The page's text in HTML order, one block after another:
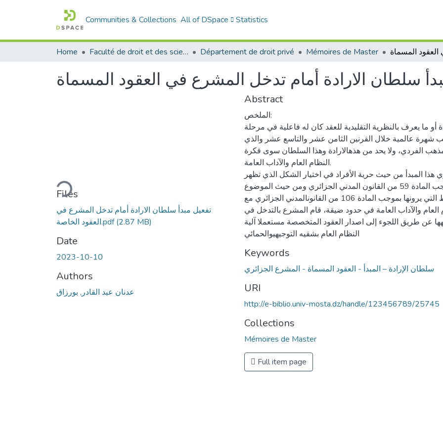
Communities & Collections All of DSpace Statistics
Home Faculté de droit et des sciences politiques Département de droit privé Mémoires de Master
سلطان الارادة أمام تدخل المشرع في العقود المسماة
Loading...
Files
تفعيل مبدأ سلطان الارادة أمام تدخل المشرع في
العقود الخاصة.pdf(2.87 MB)
Date
2023-10-10
Authors
عدنان عبد القادر, بورزاق
Abstract
الملخص:
أو ما يعرف بالنظرية التقليدية للعقد كان له فاعلية في مرحلة
شهرة عالمية خلال القرنين الثامن عشر والتاسع عشر والذي
الفردي، ولا يحد من هذهالارادة وهذا السلطان سوى فكرة
النظام العام والآداب العامة.
المبدأ من حيث حرية الأفراد في اختيار الشكل الذي تظهر
فيه ارادتهم بموجب المادة 59 من القانون المدني الجزائري ومن حيث الموضوع
تضمين العقد بالشروط التي يرونها بموجب المادة 106 من القانونالمدني الجزائري مع
العام والآداب العامة في حدود ضيقة، قام المشرع بالتدخل في
عن طريق اللجوء إلى اصدار العقود المتخصصة مستعملا آلية
النظام العام بشقيه التوجيهيوالحمائي
Keywords
سلطان الإرادة – المبدأ - العقود المسماة - المشرع الجزائري
URI
http://e-biblio.univ-mosta.dz/handle/123456789/25745
Collections
Mémoires de Master
Full item page